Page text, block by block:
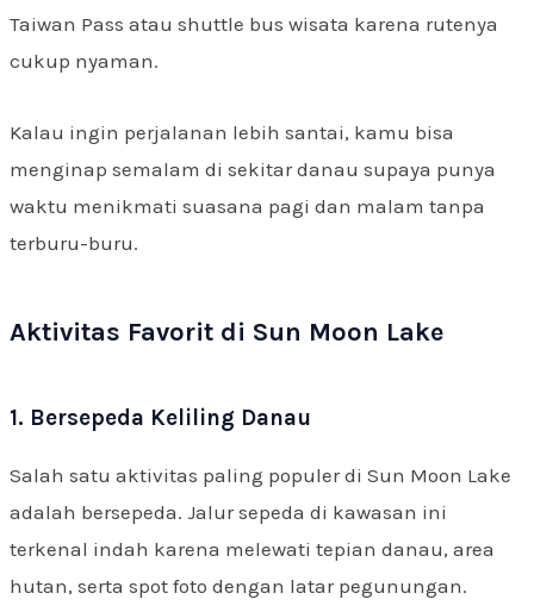
Taiwan Pass atau shuttle bus wisata karena rutenya
cukup nyaman.
Kalau ingin perjalanan lebih santai, kamu bisa
menginap semalam di sekitar danau supaya punya
waktu menikmati suasana pagi dan malam tanpa
terburu-buru.
Aktivitas Favorit di Sun Moon Lake
1. Bersepeda Keliling Danau
Salah satu aktivitas paling populer di Sun Moon Lake
adalah bersepeda. Jalur sepeda di kawasan ini
terkenal indah karena melewati tepian danau, area
hutan, serta spot foto dengan latar pegunungan.